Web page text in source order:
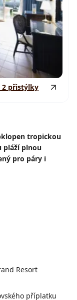
2 přistýlky
tropickou
pláží plnou
pro páry i
Resort
příplatku